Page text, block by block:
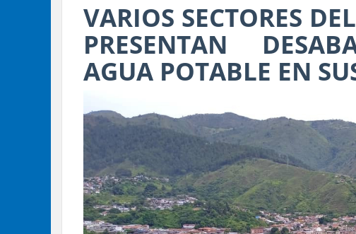
VARIOS SECTORES
PRESENTAN
AGUA POTABLE EN